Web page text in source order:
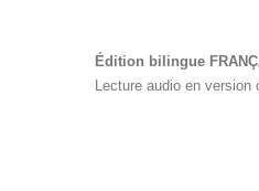
Édition bilingue
Lecture audio en version